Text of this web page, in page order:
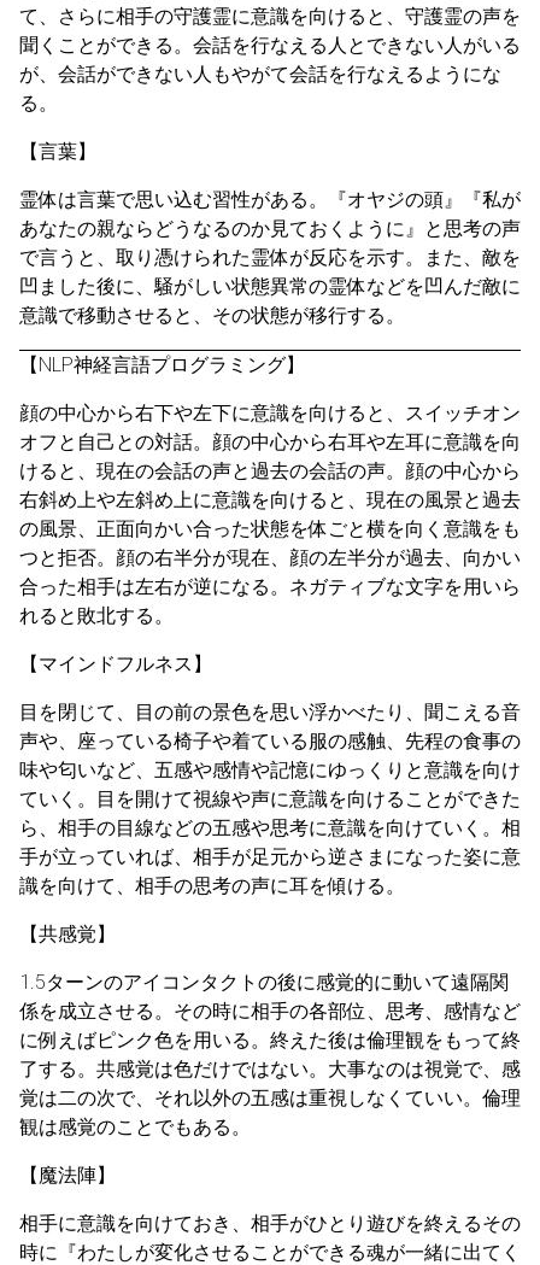
て、さらに相手の守護霊に意識を向けると、守護霊の声を
聞くことができる。会話を行なえる人とできない人がいる
が、会話ができない人もやがて会話を行なえるようにな
る。
【言葉】
霊体は言葉で思い込む習性がある。『オヤジの頭』『私が
あなたの親ならどうなるのか見ておくように』と思考の声
で言うと、取り憑けられた霊体が反応を示す。また、敵を
凹ました後に、騒がしい状態異常の霊体などを凹んだ敵に
意識で移動させると、その状態が移行する。
【NLP神経言語プログラミング】
顔の中心から右下や左下に意識を向けると、スイッチオン
オフと自己との対話。顔の中心から右耳や左耳に意識を向
けると、現在の会話の声と過去の会話の声。顔の中心から
右斜め上や左斜め上に意識を向けると、現在の風景と過去
の風景、正面向かい合った状態を体ごと横を向く意識をも
つと拒否。顔の右半分が現在、顔の左半分が過去、向かい
合った相手は左右が逆になる。ネガティブな文字を用いら
れると敗北する。
【マインドフルネス】
目を閉じて、目の前の景色を思い浮かべたり、聞こえる音
声や、座っている椅子や着ている服の感触、先程の食事の
味や匂いなど、五感や感情や記憶にゆっくりと意識を向け
ていく。目を開けて視線や声に意識を向けることができた
ら、相手の目線などの五感や思考に意識を向けていく。相
手が立っていれば、相手が足元から逆さまになった姿に意
識を向けて、相手の思考の声に耳を傾ける。
【共感覚】
1.5ターンのアイコンタクトの後に感覚的に動いて遠隔関
係を成立させる。その時に相手の各部位、思考、感情など
に例えばピンク色を用いる。終えた後は倫理観をもって終
了する。共感覚は色だけではない。大事なのは視覚で、感
覚は二の次で、それ以外の五感は重視しなくていい。倫理
観は感覚のことでもある。
【魔法陣】
相手に意識を向けておき、相手がひとり遊びを終えるその
時に『わたしが変化させることができる魂が一緒に出てく